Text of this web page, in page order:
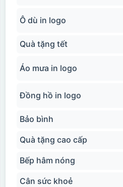
Ô dù in logo
Quà tặng tết
Áo mưa in logo
Đồng hồ in logo
Bảo bình
Quà tặng cao cấp
Bếp hâm nóng
Cân sức khoẻ